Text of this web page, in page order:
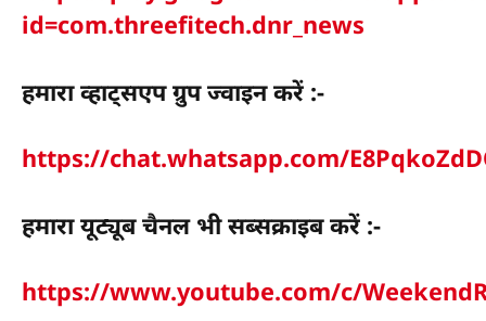
id=com.threefitech.dnr_news
हमारा व्हाट्सएप ग्रुप ज्वाइन करें :-
https://chat.whatsapp.com/
हमारा यूट्यूब चैनल भी सब्सक्राइब करें :-
https://www.youtube.com/c/